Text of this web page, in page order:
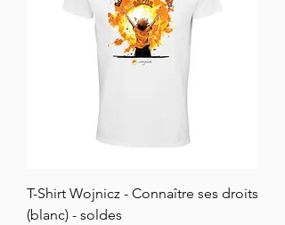
T-Shirt Wojnicz - Connaître ses droits
(blanc) - soldes